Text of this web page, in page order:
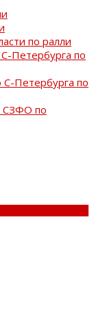
по ралли
Петербурга по
Петербурга по
СЗФО по